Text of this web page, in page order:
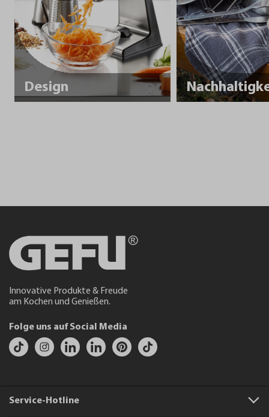
Design
Innovative Produkte & Freude
am Kochen und Genießen.
Folge uns auf Social Media
Service-Hotline